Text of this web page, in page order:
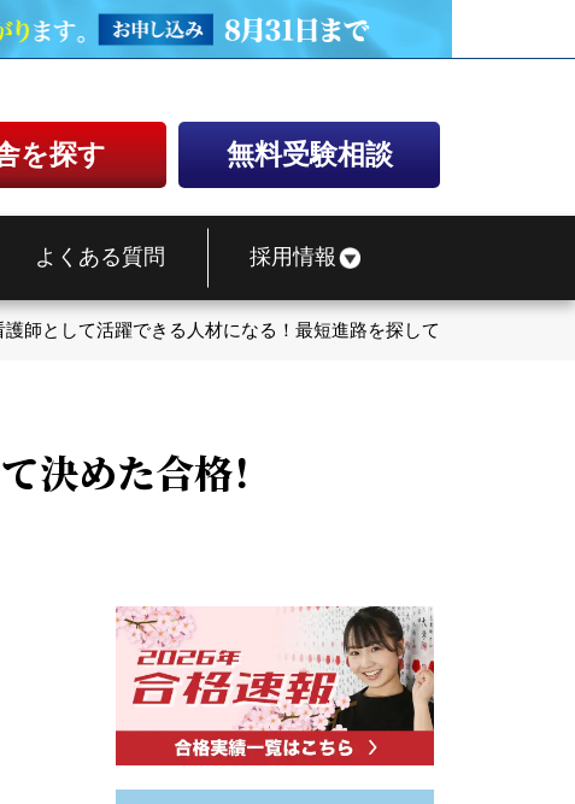
を探す 無料受験相談
よくある質問 採用情報
護師として活躍できる人材になる！最短進路を探して決めた合格！
決めた合格！